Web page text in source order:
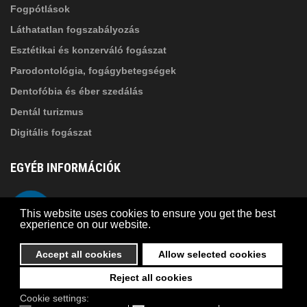
This website uses cookies to ensure you get the best
experience on our website.
Reject all cookies
Allow selected cookies
Accept all cookies
Cookie settings:
Fogpótlások
Láthatatlan fogszabályozás
Esztétikai és konzerváló fogászat
Parodontológia, fogágybetegségek
Dentofóbia és éber szedálás
Dentál turizmus
Digitális fogászat
EGYÉB INFORMÁCIÓK
Adatkezelési szabályzat
Kapcsolat
© 2026 Suba Dental | Webdesign by